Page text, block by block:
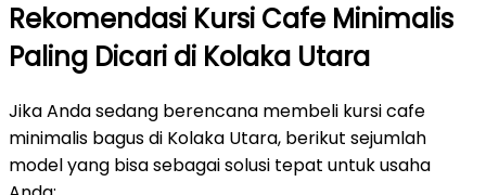
Rekomendasi Kursi Cafe Minimalis
Paling Dicari di Kolaka Utara
Jika Anda sedang berencana membeli kursi cafe
minimalis bagus di Kolaka Utara, berikut sejumlah
model yang bisa sebagai solusi tepat untuk usaha